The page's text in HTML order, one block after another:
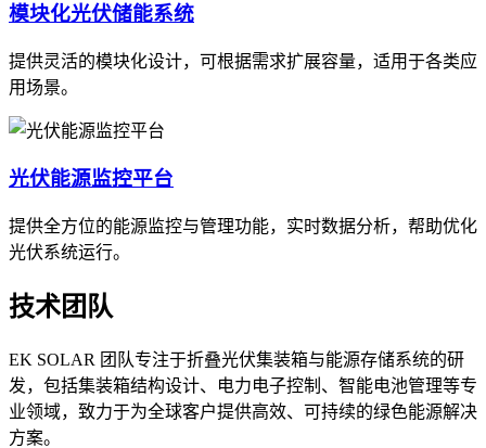
模块化光伏储能系统
提供灵活的模块化设计，可根据需求扩展容量，适用于各类应
用场景。
光伏能源监控平台
提供全方位的能源监控与管理功能，实时数据分析，帮助优化
光伏系统运行。
技术团队
EK SOLAR 团队专注于折叠光伏集装箱与能源存储系统的研
发，包括集装箱结构设计、电力电子控制、智能电池管理等专
业领域，致力于为全球客户提供高效、可持续的绿色能源解决
方案。